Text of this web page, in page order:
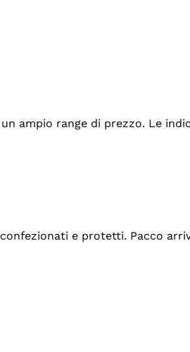
range di prezzo. Le
e protetti. Pacco